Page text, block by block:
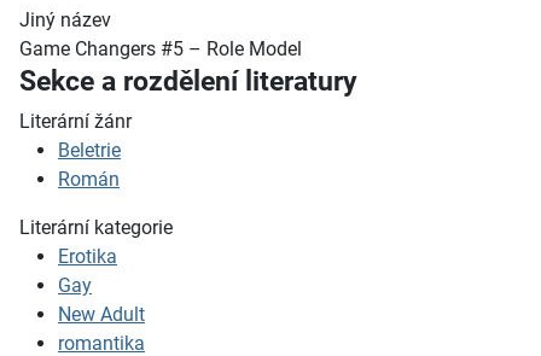
Jiný název
Game Changers #5 – Role Model
Sekce a rozdělení literatury
Literární žánr
Beletrie
Román
Literární kategorie
Erotika
Gay
New Adult
romantika